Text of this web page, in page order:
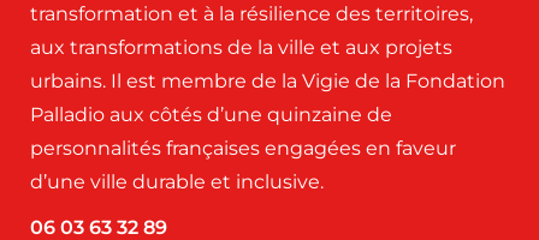
transformation et à la résilience des territoires,
aux transformations de la ville et aux projets
urbains. Il est membre de la Vigie de la Fondation
Palladio aux côtés d’une quinzaine de
personnalités françaises engagées en faveur
d’une ville durable et inclusive.
06 03 63 32 89